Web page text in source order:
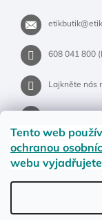
Tento web
ochranou
webu
etikbutik@
608 041 800
Lajkněte nás
Obchodní